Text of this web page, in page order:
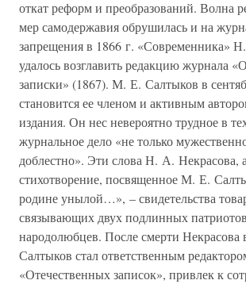
откат реформ и преобразований. Волна
мер самодержавия обрушилась и на
запрещения в 1866 г. «Современника»
удалось возглавить редакцию журнала
записки» (1867). М. Е. Салтыков в
становится ее членом и активным
издания. Он нес невероятно трудное в
журнальное дело «не только
доблестно». Эти слова Н. А. Некрасова,
стихотворение, посвященное М. Е.
родине унылой…», – свидетельства
связывающих двух подлинных
народолюбцев. После смерти Некрасова
Салтыков стал ответственным
«Отечественных записок», привлек к